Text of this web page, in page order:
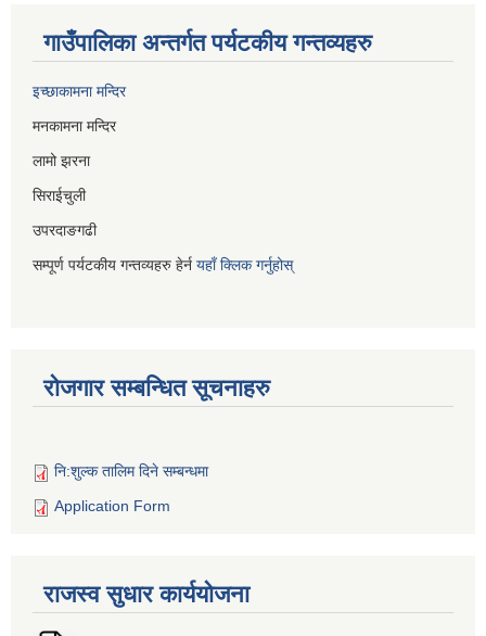
गाउँपालिका अन्तर्गत पर्यटकीय गन्तव्यहरु
इच्छाकामना मन्दिर
मनकामना मन्दिर
लामो झरना
सिराईचुली
उपरदाङगढी
सम्पूर्ण पर्यटकीय गन्तव्यहरु हेर्न यहाँ क्लिक गर्नुहोस्
रोजगार सम्बन्धित सूचनाहरु
नि:शुल्क तालिम दिने सम्बन्धमा
Application Form
राजस्व सुधार कार्ययोजना